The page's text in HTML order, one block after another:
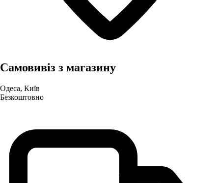
Самовивіз з магазину
Одеса, Київ
Безкоштовно